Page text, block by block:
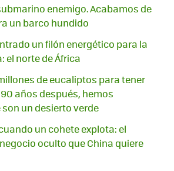
enemigo. Acabamos de
un barco hundido
un filón energético para la
el norte de África
de eucaliptos para tener
años después, hemos
un desierto verde
un cohete explota: el
oculto que China quiere